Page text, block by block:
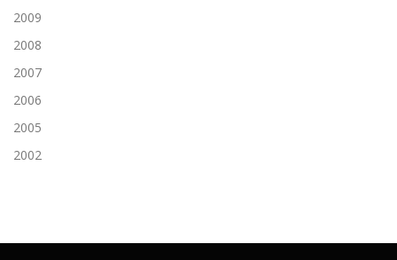
2009
2008
2007
2006
2005
2002